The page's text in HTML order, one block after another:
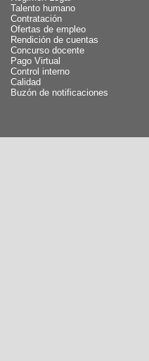
Talento humano
Contratación
Ofertas de empleo
Rendición de cuentas
Concurso docente
Pago Virtual
Control interno
Calidad
Buzón de notificaciones